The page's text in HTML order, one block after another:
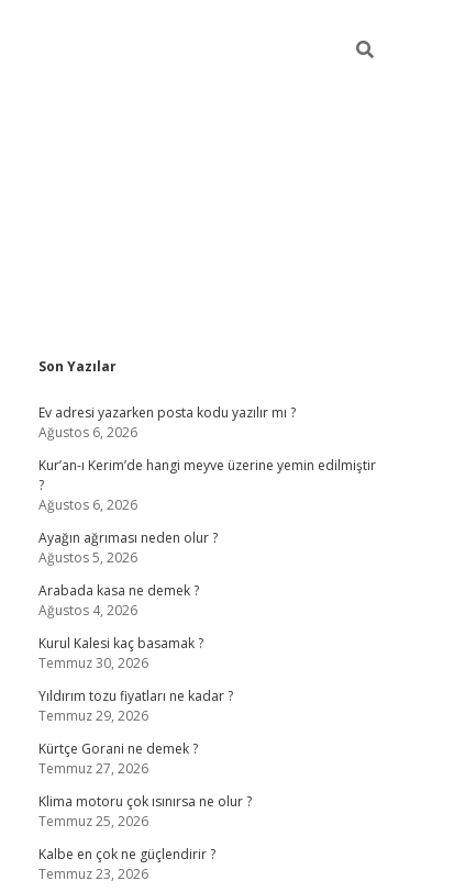
Sidebar
Son Yazılar
Ev adresi yazarken posta kodu yazılır mı ?
Ağustos 6, 2026
Kur’an-ı Kerim’de hangi meyve üzerine yemin edilmiştir
?
Ağustos 6, 2026
Ayağın ağrıması neden olur ?
Ağustos 5, 2026
Arabada kasa ne demek ?
Ağustos 4, 2026
Kurul Kalesi kaç basamak ?
Temmuz 30, 2026
Yıldırım tozu fiyatları ne kadar ?
Temmuz 29, 2026
Kürtçe Gorani ne demek ?
Temmuz 27, 2026
Klima motoru çok ısınırsa ne olur ?
Temmuz 25, 2026
Kalbe en çok ne güçlendirir ?
Temmuz 23, 2026